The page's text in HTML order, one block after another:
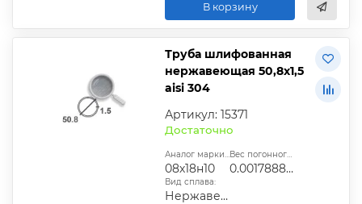
В корзину
Труба шлифованная
нержавеющая 50,8х1,5
aisi 304
Артикул: 15371
Достаточно
Аналог марки стали:
08х18н10
Вес погонного метра, т.:
0.0017888505
Вид сплава:
Нержавеющий